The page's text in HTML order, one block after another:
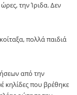
την Ίριδα. Δεν
πολλά παιδιά
από την
κηλίδες που βρέθηκε